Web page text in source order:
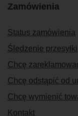
Zamówienia
Status zamówienia
Śledzenie przesyłki
Chcę
Chcę odstąpić od
Chcę wymienić
Kontakt